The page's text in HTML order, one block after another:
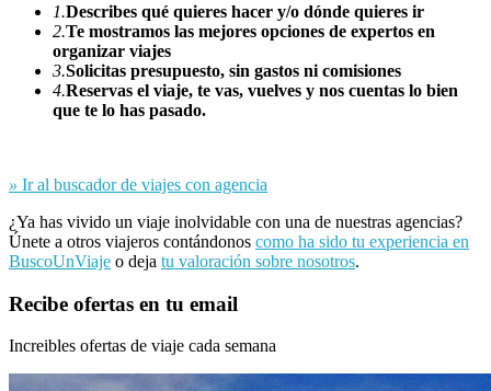
1.Describes qué quieres hacer y/o dónde quieres ir
2.Te mostramos las mejores opciones de expertos en
organizar viajes
3.Solicitas presupuesto, sin gastos ni comisiones
4.Reservas el viaje, te vas, vuelves y nos cuentas lo bien
que te lo has pasado.
» Ir al buscador de viajes con agencia
¿Ya has vivido un viaje inolvidable con una de nuestras agencias?
Únete a otros viajeros contándonos como ha sido tu experiencia en
BuscoUnViaje o deja tu valoración sobre nosotros.
Recibe ofertas en tu email
Increibles ofertas de viaje cada semana